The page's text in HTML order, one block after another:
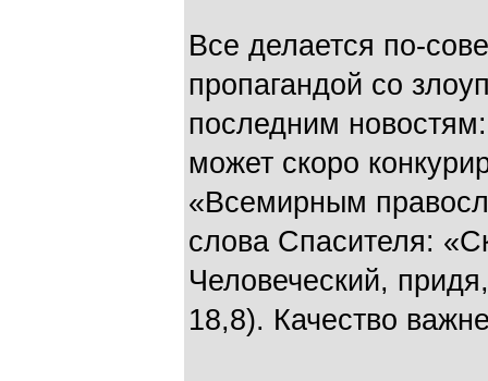
Все делается по-
пропагандой со
последним
может скоро
«Всемирным
слова Спасителя:
Человеческий,
18,8). Качество